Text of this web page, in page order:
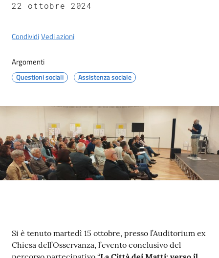
22 ottobre 2024
CondividiVedi azioni
Argomenti
Questioni sociali Assistenza sociale
Contenuto
Si è tenuto martedì 15 ottobre, presso l’Auditorium ex
Chiesa dell’Osservanza, l’evento conclusivo del